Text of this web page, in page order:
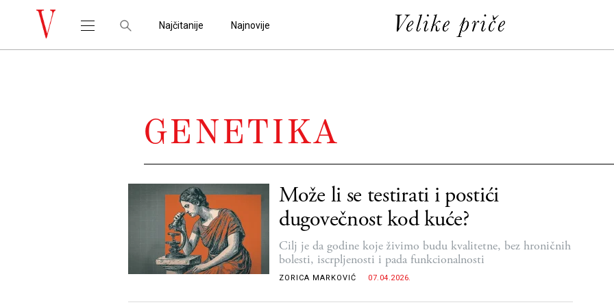
Najčitanije Najnovije
GENETIKA
Može li se testirati i postići
dugovečnost kod kuće?
Cilj je da godine koje živimo budu kvalitetne, bez hroničnih
bolesti, iscrpljenosti i pada funkcionalnosti
ZORICA MARKOVIĆ 07.04.2026.